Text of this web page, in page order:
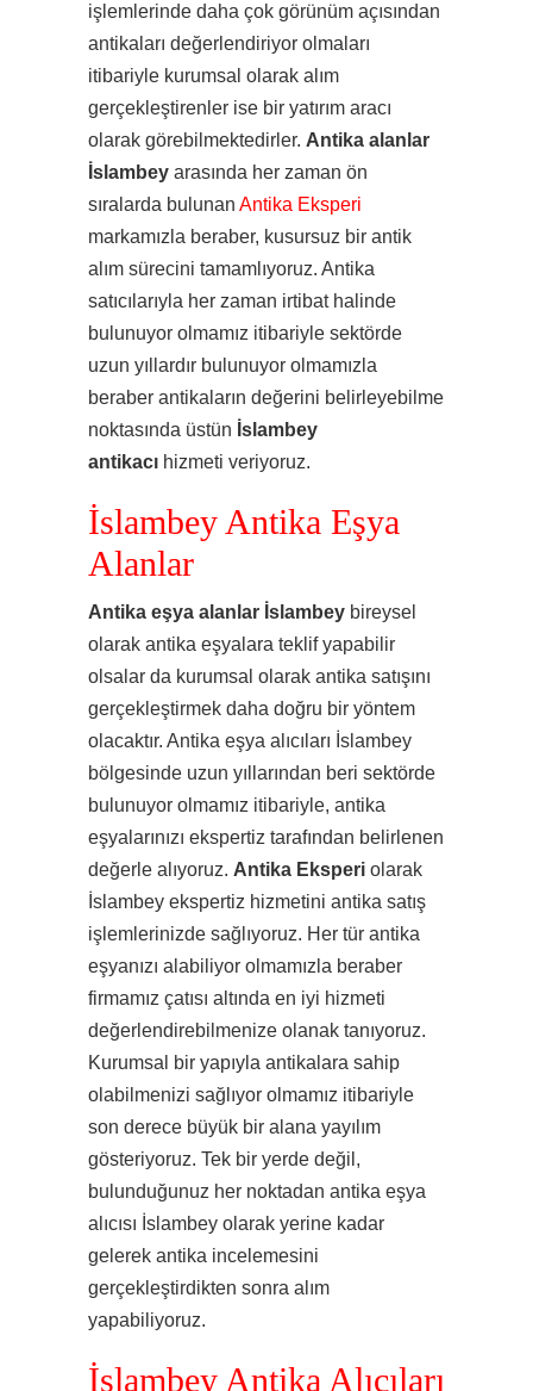
işlemlerinde daha çok görünüm açısından
antikaları değerlendiriyor olmaları
itibariyle kurumsal olarak alım
gerçekleştirenler ise bir yatırım aracı
olarak görebilmektedirler. Antika alanlar
İslambey arasında her zaman ön
sıralarda bulunan Antika Eksperi
markamızla beraber, kusursuz bir antik
alım sürecini tamamlıyoruz. Antika
satıcılarıyla her zaman irtibat halinde
bulunuyor olmamız itibariyle sektörde
uzun yıllardır bulunuyor olmamızla
beraber antikaların değerini belirleyebilme
noktasında üstün İslambey
antikacı hizmeti veriyoruz.
İslambey Antika Eşya
Alanlar
Antika eşya alanlar İslambey bireysel
olarak antika eşyalara teklif yapabilir
olsalar da kurumsal olarak antika satışını
gerçekleştirmek daha doğru bir yöntem
olacaktır. Antika eşya alıcıları İslambey
bölgesinde uzun yıllarından beri sektörde
bulunuyor olmamız itibariyle, antika
eşyalarınızı ekspertiz tarafından belirlenen
değerle alıyoruz. Antika Eksperi olarak
İslambey ekspertiz hizmetini antika satış
işlemlerinizde sağlıyoruz. Her tür antika
eşyanızı alabiliyor olmamızla beraber
firmamız çatısı altında en iyi hizmeti
değerlendirebilmenize olanak tanıyoruz.
Kurumsal bir yapıyla antikalara sahip
olabilmenizi sağlıyor olmamız itibariyle
son derece büyük bir alana yayılım
gösteriyoruz. Tek bir yerde değil,
bulunduğunuz her noktadan antika eşya
alıcısı İslambey olarak yerine kadar
gelerek antika incelemesini
gerçekleştirdikten sonra alım
yapabiliyoruz.
İslambey Antika Alıcıları